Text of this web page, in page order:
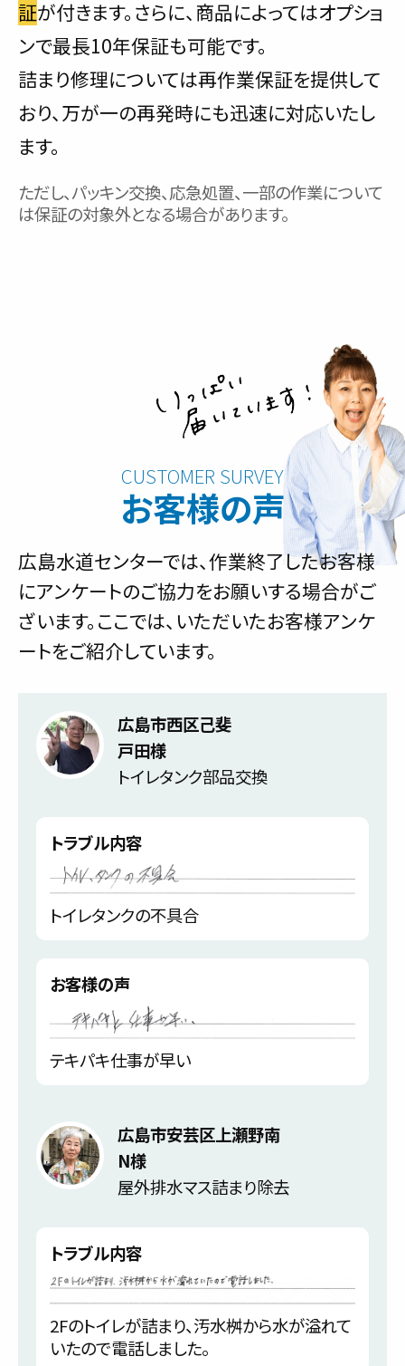
証が付きます。さらに、商品によってはオプショ
ンで最長10年保証も可能です。
詰まり修理については再作業保証を提供して
おり、万が一の再発時にも迅速に対応いたし
ます。
ただし、パッキン交換、応急処置、一部の作業について
は保証の対象外となる場合があります。
お客様の声
広島水道センターでは、作業終了したお客様
にアンケートのご協力をお願いする場合がご
ざいます。ここでは、いただいたお客様アンケ
ートをご紹介しています。
広島市西区己斐
戸田様
トイレタンク部品交換
トラブル内容
トイレタンクの不具合
お客様の声
テキパキ仕事が早い
広島市安芸区上瀬野南
N様
屋外排水マス詰まり除去
トラブル内容
2Fのトイレが詰まり、汚水桝から水が溢れて
いたので電話しました。